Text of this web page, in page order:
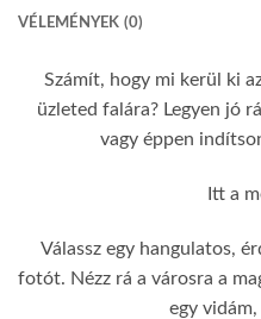
VÉLEMÉNYEK (0)
Számít, hogy mi kerül ki
üzleted falára? Legyen jó
vagy éppen
Itt a
Válassz egy hangulatos,
fotót. Nézz rá a városra a
egy